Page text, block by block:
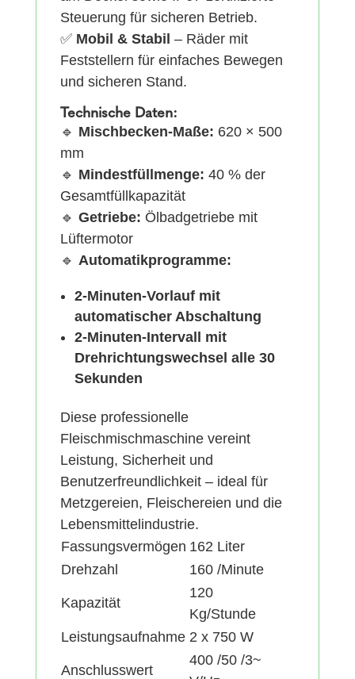
Steuerung für sicheren Betrieb.
✅ Mobil & Stabil – Räder mit
Feststellern für einfaches Bewegen
und sicheren Stand.
Technische Daten:
🔹 Mischbecken-Maße: 620 × 500
mm
🔹 Mindestfüllmenge: 40 % der
Gesamtfüllkapazität
🔹 Getriebe: Ölbadgetriebe mit
Lüftermotor
🔹 Automatikprogramme:
2-Minuten-Vorlauf mit
automatischer Abschaltung
2-Minuten-Intervall mit
Drehrichtungswechsel alle 30
Sekunden
Diese professionelle
Fleischmischmaschine vereint
Leistung, Sicherheit und
Benutzerfreundlichkeit – ideal für
Metzgereien, Fleischereien und die
Lebensmittelindustrie.
Fassungsvermögen 162 Liter
Drehzahl
160 /Minute
Kapazität
120
Kg/Stunde
Leistungsaufnahme 2 x 750 W
Anschlusswert
400 /50 /3~